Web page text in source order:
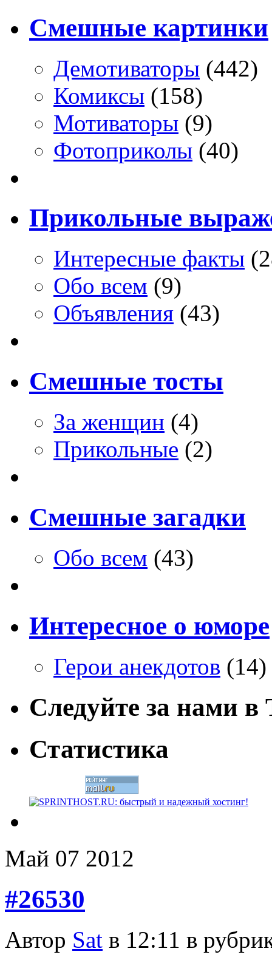
Смешные картинки
Демотиваторы (442)
Комиксы (158)
Мотиваторы (9)
Фотоприколы (40)
Прикольные
Интересные факты
Обо всем (9)
Объявления (43)
Смешные тосты
За женщин (4)
Прикольные (2)
Смешные загадки
Обо всем (43)
Интересное о юморе
Герои анекдотов (14)
Следуйте за нами
Статистика
Май 07 2012
#26530
Автор Sat в 12:11 в